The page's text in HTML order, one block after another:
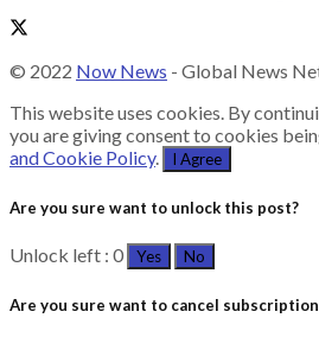
© 2022 Now News - Global News
This website uses cookies. By
you are giving consent to cookies
and Cookie Policy. I Agree
Are you sure want to unlock this post?
Unlock left : 0 Yes No
Are you sure want to cancel